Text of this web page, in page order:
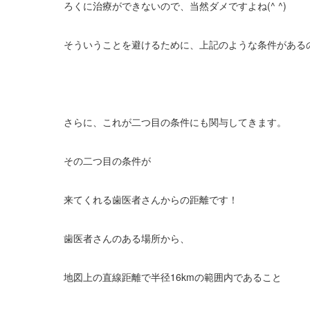
ろくに治療ができないので、当然ダメですよね(^ ^)
そういうことを避けるために、上記のような条件がある
さらに、これが二つ目の条件にも関与してきます。
その二つ目の条件が
来てくれる歯医者さんからの距離です！
歯医者さんのある場所から、
地図上の直線距離で半径16kmの範囲内であること